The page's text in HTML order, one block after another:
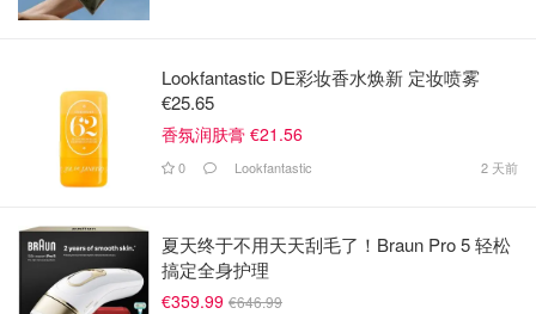
Lookfantastic DE彩妆香水焕新 定妆喷雾
€25.65
香氛润肤膏 €21.56
0 Lookfantastic 2 天前
夏天终于不用天天刮毛了！Braun Pro 5 轻松
搞定全身护理
€359.99 €646.99